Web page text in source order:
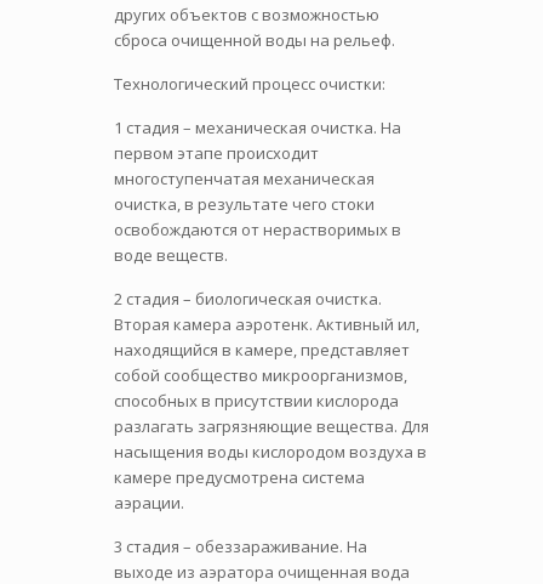
других объектов с возможностью
сброса очищенной воды на рельеф.
Технологический процесс очистки:
1 стадия – механическая очистка. На
первом этапе происходит
многоступенчатая механическая
очистка, в результате чего стоки
освобождаются от нерастворимых в
воде веществ.
2 стадия – биологическая очистка.
Вторая камера аэротенк. Активный ил,
находящийся в камере, представляет
собой сообщество микроорганизмов,
способных в присутствии кислорода
разлагать загрязняющие вещества. Для
насыщения воды кислородом воздуха в
камере предусмотрена система
аэрации.
3 стадия – обеззараживание. На
выходе из аэратора очищенная вода